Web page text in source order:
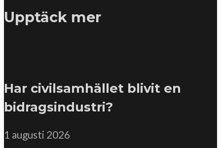
Upptäck mer
Har civilsamhället blivit en
bidragsindustri?
1 augusti 2026